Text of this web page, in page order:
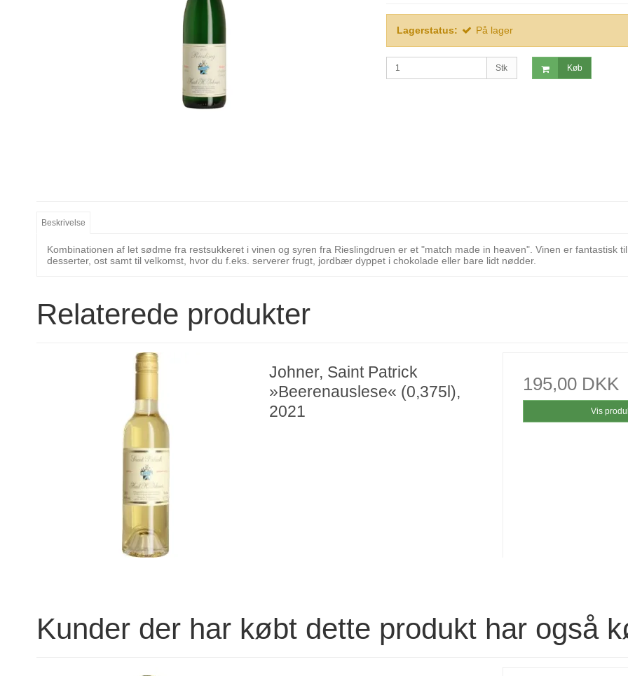
Lagerstatus: På lager
Stk Køb
Beskrivelse
Kombinationen af let sødme fra restsukkeret i vinen og syren fra Rieslingdruen er et "match made in heaven". Vinen er fantastisk
desserter, ost samt til velkomst, hvor du f.eks. serverer frugt, jordbær dyppet i chokolade eller bare lidt nødder.
Relaterede produkter
Johner, Saint Patrick
»Beerenauslese« (0,375l),
2021
195,00 DKK
Vis
Kunder der har købt dette produkt har også